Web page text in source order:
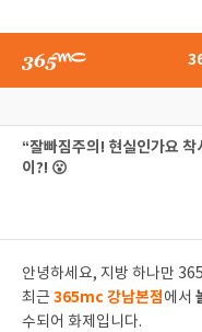
“잘빠짐주의! 현실인가요
이?! 😮
안녕하세요, 지방 하나만
최근365mc 강남본점에서
수되어 화제입니다.